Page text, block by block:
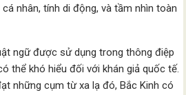
nhân, tính di động, và tầm nhìn toàn
ngữ được sử dụng trong thông điệp
thể khó hiểu đối với khán giả quốc tế.
những cụm từ xa lạ đó, Bắc Kinh có